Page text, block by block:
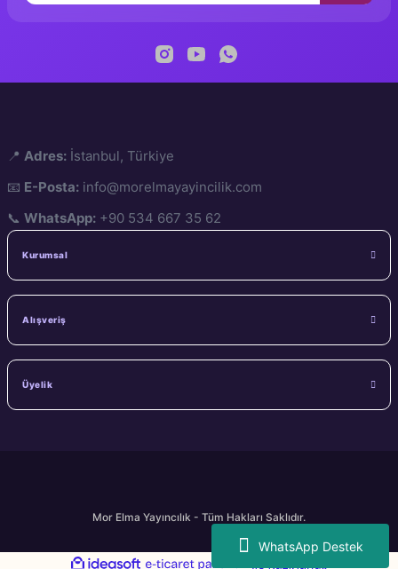
WhatsApp Destek
📍 Adres: İstanbul, Türkiye
📧 E-Posta: info@morelmayayincilik.com
📞 WhatsApp: +90 534 667 35 62
Kurumsal
Alışveriş
Üyelik
Mor Elma Yayıncılık - Tüm Hakları Saklıdır.
ideasoft